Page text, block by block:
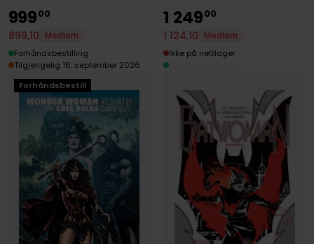
Forhåndsbestill
99900
899,10
Medlem
Forhåndsbestilling
Tilgjengelig 16. september 2026
1 24900
1 124,10
Medlem
Ikke på nettlager